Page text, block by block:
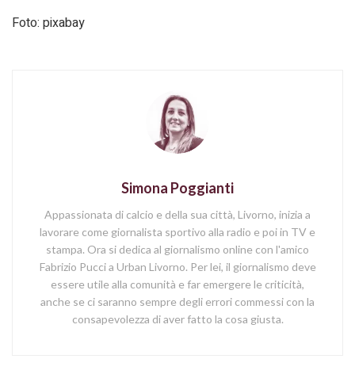
Foto: pixabay
Simona Poggianti
Appassionata di calcio e della sua città, Livorno, inizia a
lavorare come giornalista sportivo alla radio e poi in TV e
stampa. Ora si dedica al giornalismo online con l'amico
Fabrizio Pucci a Urban Livorno. Per lei, il giornalismo deve
essere utile alla comunità e far emergere le criticità,
anche se ci saranno sempre degli errori commessi con la
consapevolezza di aver fatto la cosa giusta.